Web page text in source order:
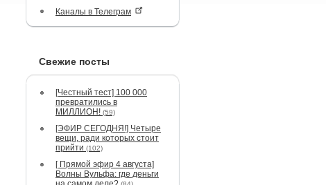
Каналы в Телеграм
Свежие посты
[Честный тест] 100 000
превратились в
МИЛЛИОН! (59)
[ЭФИР СЕГОДНЯ!] Четыре
вещи, ради которых стоит
прийти (102)
[ Прямой эфир 4 августа]
Волны Вульфа: где деньги